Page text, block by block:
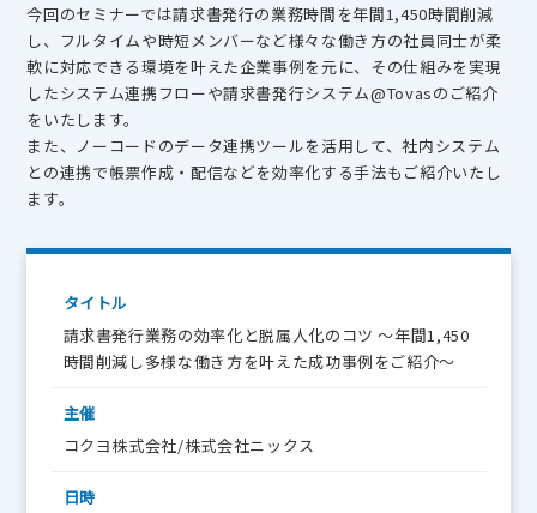
今回のセミナーでは請求書発行の業務時間を年間1,450時間削減
し、フルタイムや時短メンバーなど様々な働き方の社員同士が柔
軟に対応できる環境を叶えた企業事例を元に、その仕組みを実現
したシステム連携フローや請求書発行システム@Tovasのご紹介
をいたします。
また、ノーコードのデータ連携ツールを活用して、社内システム
との連携で帳票作成・配信などを効率化する手法もご紹介いたし
ます。
タイトル
請求書発行業務の効率化と脱属人化のコツ ～年間1,450
時間削減し多様な働き方を叶えた成功事例をご紹介～
主催
コクヨ株式会社/株式会社ニックス
日時